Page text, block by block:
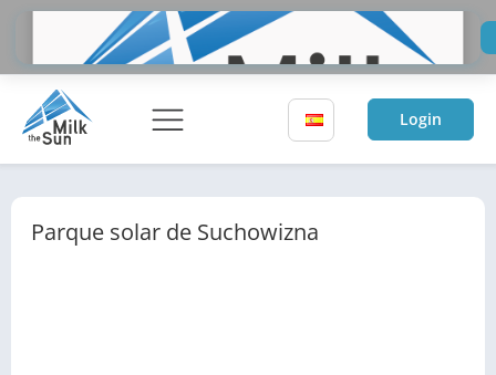
Login
Parque solar de Suchowizna